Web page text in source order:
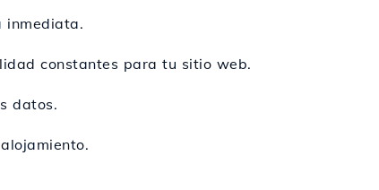
inmediata.
constantes para tu sitio web.
datos.